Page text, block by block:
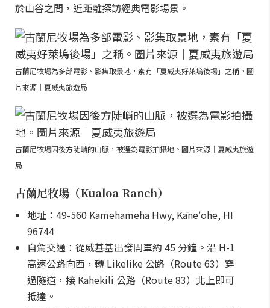
於山谷之間，近距離探訪經典電影場景。
古蘭尼牧場為多部電影、影集取景地，素有「夏威夷好萊塢後場」之稱。圖
片來源｜夏威夷旅遊局
古蘭尼牧場因後方陡峭的山脈，被選為電影拍攝地。圖片來源｜夏威夷旅遊
局
古蘭尼牧場（Kualoa Ranch）
地址：49-560 Kamehameha Hwy, Kāneʻohe, HI
96744
自駕交通：從威基基出發開車約 45 分鐘。沿 H-1
高速公路向西，轉 Likelike 公路（Route 63）穿
過隧道，接 Kahekili 公路（Route 83）北上即可
抵達。